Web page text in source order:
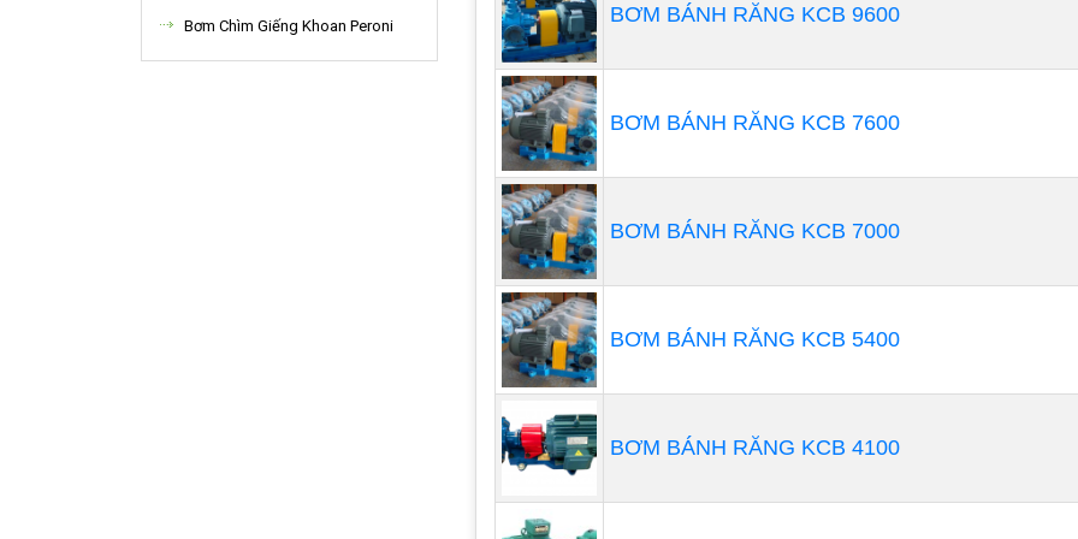
Bơm Chìm Giếng Khoan Peroni
Ứng dụng của máy bơm hút bùn
Trong cuộc sống hàng ngày, máy bơm bùn sẽ có nhiều ứng
Các hộ nuôi trồng thủy hải sản nên có sẵn máy bơm bùn để
Ngoài ra, các đơn vị thực hiện nhiệm vụ xử lý nước thải công
BƠM BÁNH RĂNG KCB 9600
BƠM BÁNH RĂNG KCB 7600
BƠM BÁNH RĂNG KCB 7000
BƠM BÁNH RĂNG KCB 5400
BƠM BÁNH RĂNG KCB 4100